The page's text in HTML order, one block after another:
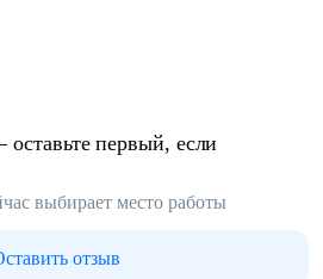
первый, если
выбирает место работы
отзыв